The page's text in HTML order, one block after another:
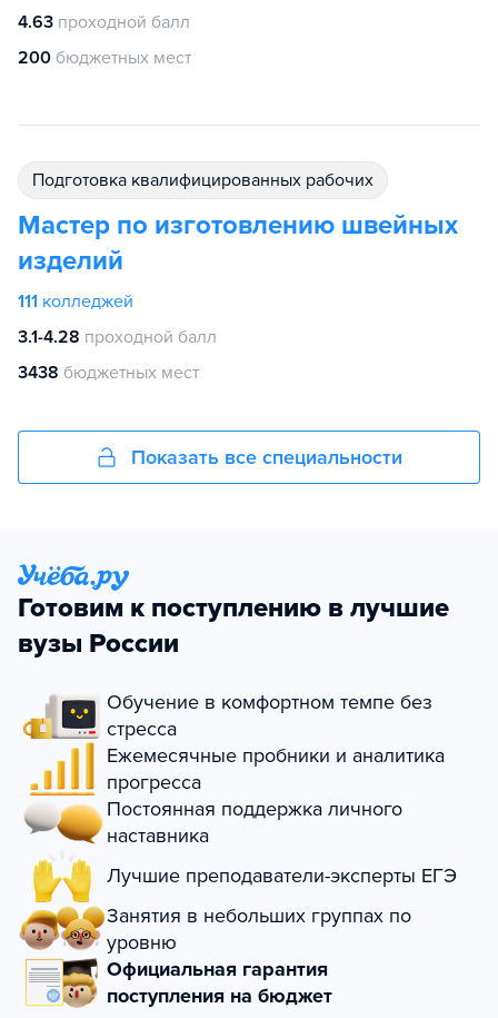
4.63 проходной балл
200 бюджетных мест
подготовка квалифицированных рабочих
Мастер по изготовлению швейных
изделий
111 колледжей
3.1-4.28 проходной балл
3438 бюджетных мест
Показать все специальности
Готовим к поступлению в лучшие
вузы России
Обучение в комфортном темпе без
стресса
Ежемесячные пробники и аналитика
прогресса
Постоянная поддержка личного
наставника
Лучшие преподаватели-эксперты ЕГЭ
Занятия в небольших группах по
уровню
Официальная гарантия
поступления на бюджет